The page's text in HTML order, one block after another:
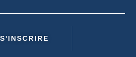
S'INSCRIRE